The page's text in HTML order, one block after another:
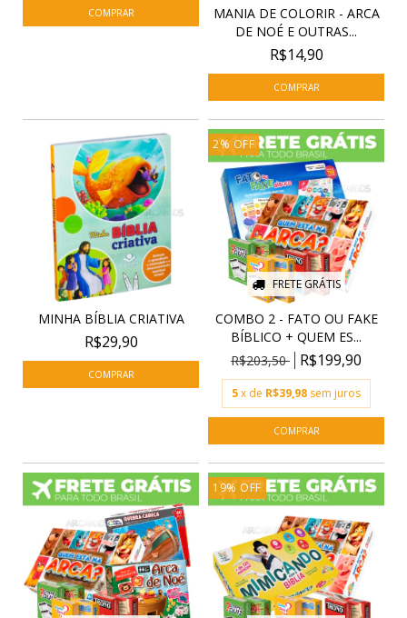
MANIA DE COLORIR - ARCA
DE NOÉ E OUTRAS...
R$14,90
MINHA BÍBLIA CRIATIVA
R$29,90
2% OFF
FRETE GRÁTIS
COMBO 2 - FATO OU FAKE
BÍBLICO + QUEM ES...
R$203,50
R$199,90
5x de R$39,98 sem juros
19% OFF